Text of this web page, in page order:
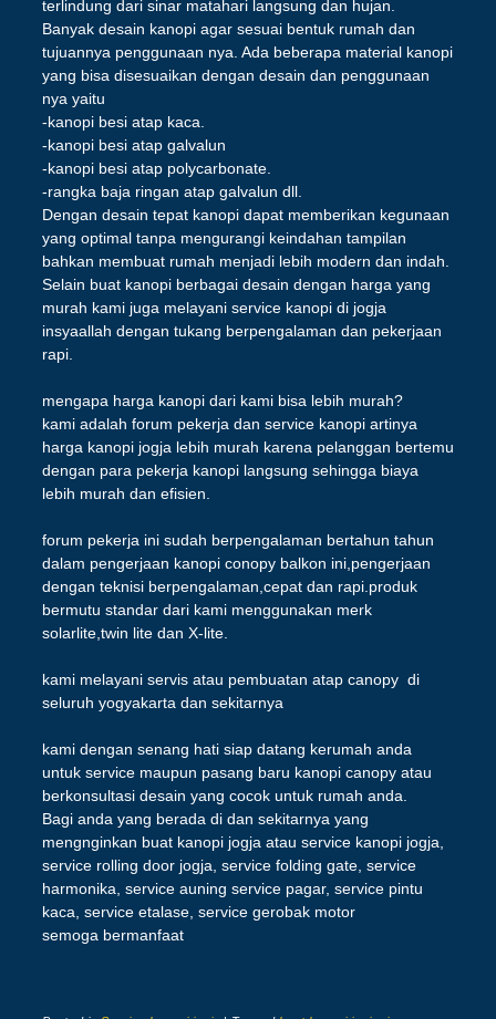
terlindung dari sinar matahari langsung dan hujan.
Banyak desain kanopi agar sesuai bentuk rumah dan
tujuannya penggunaan nya. Ada beberapa material kanopi
yang bisa disesuaikan dengan desain dan penggunaan
nya yaitu
-kanopi besi atap kaca.
-kanopi besi atap galvalun
-kanopi besi atap polycarbonate.
-rangka baja ringan atap galvalun dll.
Dengan desain tepat kanopi dapat memberikan kegunaan
yang optimal tanpa mengurangi keindahan tampilan
bahkan membuat rumah menjadi lebih modern dan indah.
Selain buat kanopi berbagai desain dengan harga yang
murah kami juga melayani service kanopi di jogja
insyaallah dengan tukang berpengalaman dan pekerjaan
rapi.
mengapa harga kanopi dari kami bisa lebih murah?
kami adalah forum pekerja dan service kanopi artinya
harga kanopi jogja lebih murah karena pelanggan bertemu
dengan para pekerja kanopi langsung sehingga biaya
lebih murah dan efisien.
forum pekerja ini sudah berpengalaman bertahun tahun
dalam pengerjaan kanopi conopy balkon ini,pengerjaan
dengan teknisi berpengalaman,cepat dan rapi.produk
bermutu standar dari kami menggunakan merk
solarlite,twin lite dan X-lite.
kami melayani servis atau pembuatan atap canopy di
seluruh yogyakarta dan sekitarnya
kami dengan senang hati siap datang kerumah anda
untuk service maupun pasang baru kanopi canopy atau
berkonsultasi desain yang cocok untuk rumah anda.
Bagi anda yang berada di dan sekitarnya yang
mengnginkan buat kanopi jogja atau service kanopi jogja,
service rolling door jogja, service folding gate, service
harmonika, service auning service pagar, service pintu
kaca, service etalase, service gerobak motor
semoga bermanfaat